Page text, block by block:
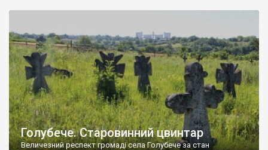
Голубече. Старовинний цвинтар
Величезний респект громаді села Голубече за стан